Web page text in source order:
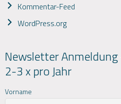
Kommentar-Feed
WordPress.org
Newsletter
2-3 x pro Jahr
Vorname